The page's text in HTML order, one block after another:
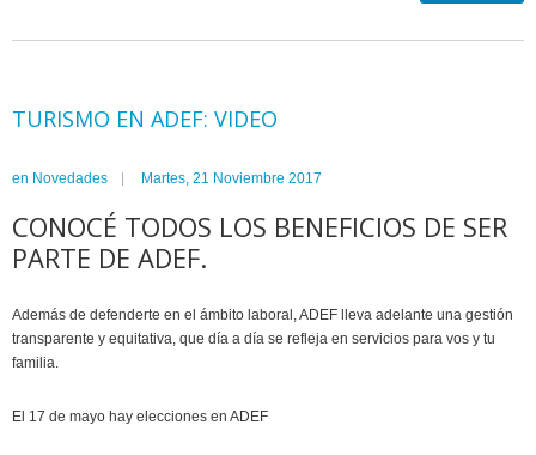
TURISMO EN ADEF: VIDEO
en Novedades Martes, 21 Noviembre 2017
CONOCÉ TODOS LOS BENEFICIOS DE SER
PARTE DE ADEF.
Además de defenderte en el ámbito laboral, ADEF lleva adelante una gestión
transparente y equitativa, que día a día se refleja en servicios para vos y tu
familia.
El 17 de mayo hay elecciones en ADEF